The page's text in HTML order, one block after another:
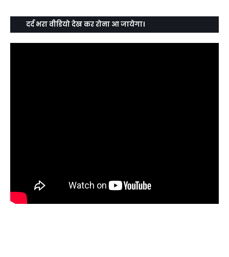
दर्द भरा वीडियो देख कर रोना आ जायेगा।